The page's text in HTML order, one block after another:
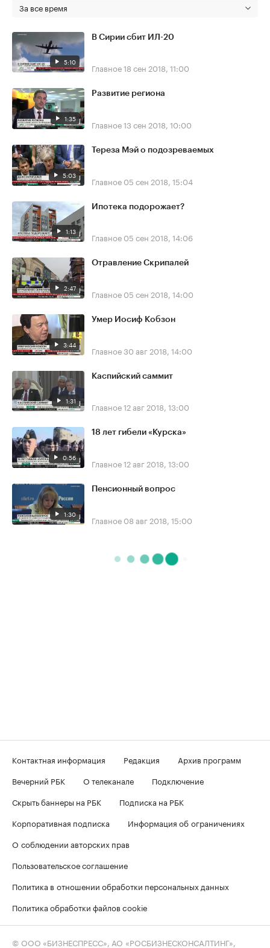
За все время
5:10
В Сирии сбит ИЛ-20
Главное18 сен 2018, 11:00
1:35
Развитие региона
Главное13 сен 2018, 10:00
5:03
Тереза Мэй о подозреваемых
Главное 05 сен 2018, 15:04
1:13
Ипотека подорожает?
Главное 05 сен 2018, 14:06
2:47
Отравление Скрипалей
Главное 05 сен 2018, 14:00
3:44
Умер Иосиф Кобзон
Главное30 авг 2018, 14:00
1:31
Каспийский саммит
Главное12 авг 2018, 13:00
0:56
18 лет гибели «Курска»
Главное12 авг 2018, 13:00
1:30
Пенсионный вопрос
Главное 08 авг 2018, 15:00
Контактная информация Редакция
Архив программ
Вечерний РБК
О телеканале
Подключение
Скрыть баннеры на РБК
Подписка на РБК
Корпоративная подписка
Информация об ограничениях
О соблюдении авторских прав
Пользовательское соглашение
Политика в отношении обработки персональных данных
Политика обработки файлов cookie
© ООО «БИЗНЕСПРЕСС», АО «РОСБИЗНЕСКОНСАЛТИНГ»,